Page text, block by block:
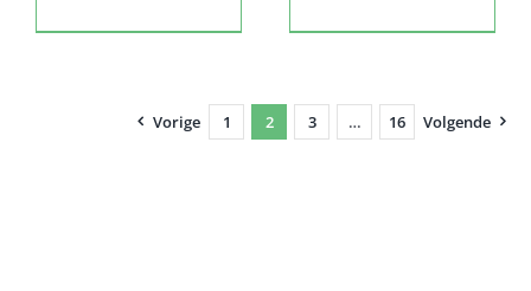
Vorige 1 2 3 … 16 Volgende